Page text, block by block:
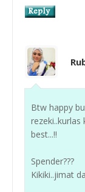
Btw happy
rezeki..kurlas
best...!!
Spender???
Kikiki..jimat